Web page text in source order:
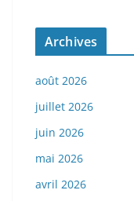
Archives
août 2026
juillet 2026
juin 2026
mai 2026
avril 2026